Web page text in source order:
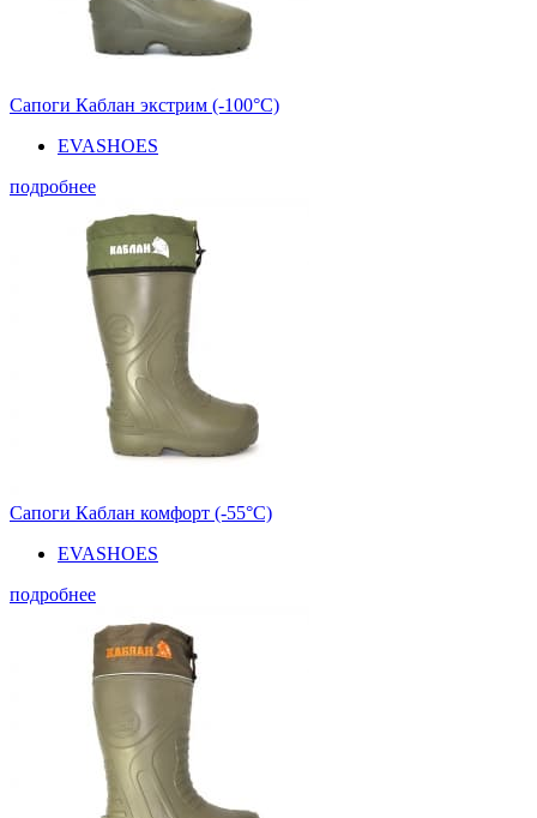
Сапоги Каблан экстрим (-100°С)
EVASHOES
подробнее
Сапоги Каблан комфорт (-55°С)
EVASHOES
подробнее